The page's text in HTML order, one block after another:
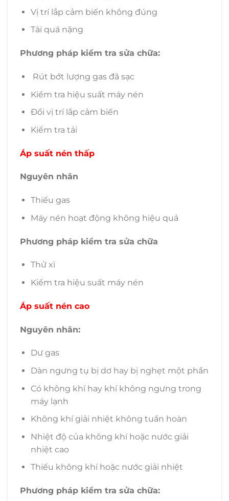
Vị trí lắp cảm biến không đúng
Tải quá nặng
Phương pháp kiểm tra sửa chữa:
Rút bớt lượng gas đã sạc
Kiểm tra hiệu suất máy nén
Đổi vị trí lắp cảm biến
Kiểm tra tải
Áp suất nén thấp
Nguyên nhân
Thiếu gas
Máy nén hoạt động không hiệu quả
Phương pháp kiểm tra sửa chữa
Thử xì
Kiểm tra hiệu suất máy nén
Áp suất nén cao
Nguyên nhân:
Dư gas
Dàn ngưng tụ bị dơ hay bị nghẹt một phần
Có không khí hay khí không ngưng trong
máy lạnh
Không khí giải nhiệt không tuần hoàn
Nhiệt độ của không khí hoặc nước giải
nhiệt cao
Thiếu không khí hoặc nước giải nhiệt
Phương pháp kiểm tra sửa chữa: